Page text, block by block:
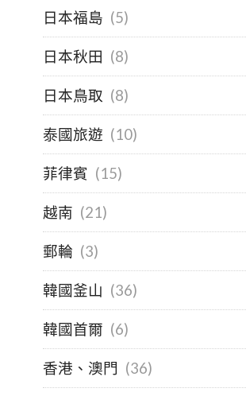
日本福島 (5)
日本秋田 (8)
日本鳥取 (8)
泰國旅遊 (10)
菲律賓 (15)
越南 (21)
郵輪 (3)
韓國釜山 (36)
韓國首爾 (6)
香港、澳門 (36)